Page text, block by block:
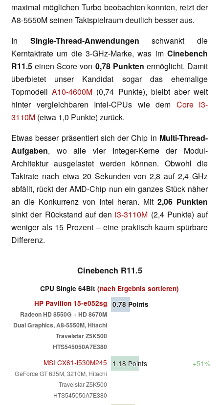
maximal möglichen Turbo beobachten konnten, reizt der
A8-5550M seinen Taktspielraum deutlich besser aus.
In Single-Thread-Anwendungen schwankt die
Kerntaktrate um die 3-GHz-Marke, was im Cinebench
R11.5 einen Score von 0,78 Punkten ermöglicht. Damit
überbietet unser Kandidat sogar das ehemalige
TopmodellA10-4600M (0,74 Punkte), bleibt aber weit
hinter vergleichbaren Intel-CPUs wie dem Core i3-
3110M (etwa 1,0 Punkte) zurück.
Etwas besser präsentiert sich der Chip in Multi-Thread-
Aufgaben, wo alle vier Integer-Kerne der Modul-
Architektur ausgelastet werden können. Obwohl die
Taktrate nach etwa 20 Sekunden von 2,8 auf 2,4 GHz
abfällt, rückt der AMD-Chip nun ein ganzes Stück näher
an die Konkurrenz von Intel heran. Mit2,06 Punkten
sinkt der Rückstand auf den i3-3110M (2,4 Punkte) auf
weniger als 15 Prozent – eine praktisch kaum spürbare
Differenz.
Cinebench R11.5
CPU Single 64Bit (nach Ergebnis sortieren)
HP Pavilion 15-e052sg
Radeon HD 8550G + HD 8670M
Dual Graphics, A8-5550M, Hitachi
Travelstar Z5K500
HTS545050A7E380
0.78 Points
MSI CX61-i530M245
GeForce GT 635M, 3210M, Hitachi
Travelstar Z5K500
HTS545050A7E380
1.18 Points +51%